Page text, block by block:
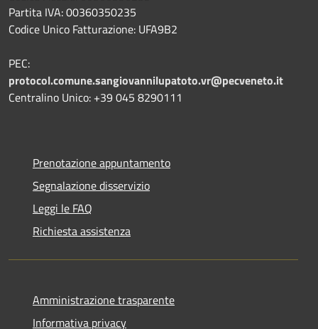
Partita IVA: 00360350235
Codice Unico Fatturazione: UFA9B2
PEC:
protocol.comune.sangiovannilupatoto.vr@pecveneto.it
Centralino Unico: +39 045 8290111
Prenotazione appuntamento
Segnalazione disservizio
Leggi le FAQ
Richiesta assistenza
Amministrazione trasparente
Informativa privacy